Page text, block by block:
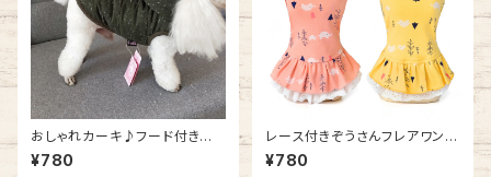
おしゃれカーキ♪フード付き中
綿ベスト NB20AW12622759
¥780
レース付きぞうさんフレアワンピ
ース NB20AW13531002
¥780